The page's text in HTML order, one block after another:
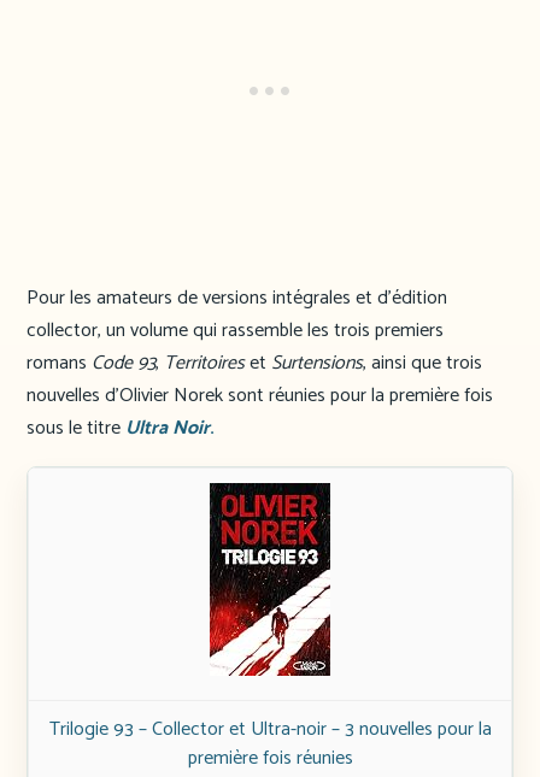
Pour les amateurs de versions intégrales et d’édition
collector, un volume qui rassemble les trois premiers
romans Code 93, Territoireset Surtensions, ainsi que trois
nouvelles d’Olivier Norek sont réunies pour la première fois
sous le titre Ultra Noir.
Trilogie 93 – Collector et Ultra-noir – 3 nouvelles pour la
première fois réunies